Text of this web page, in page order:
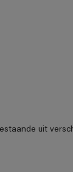
uit